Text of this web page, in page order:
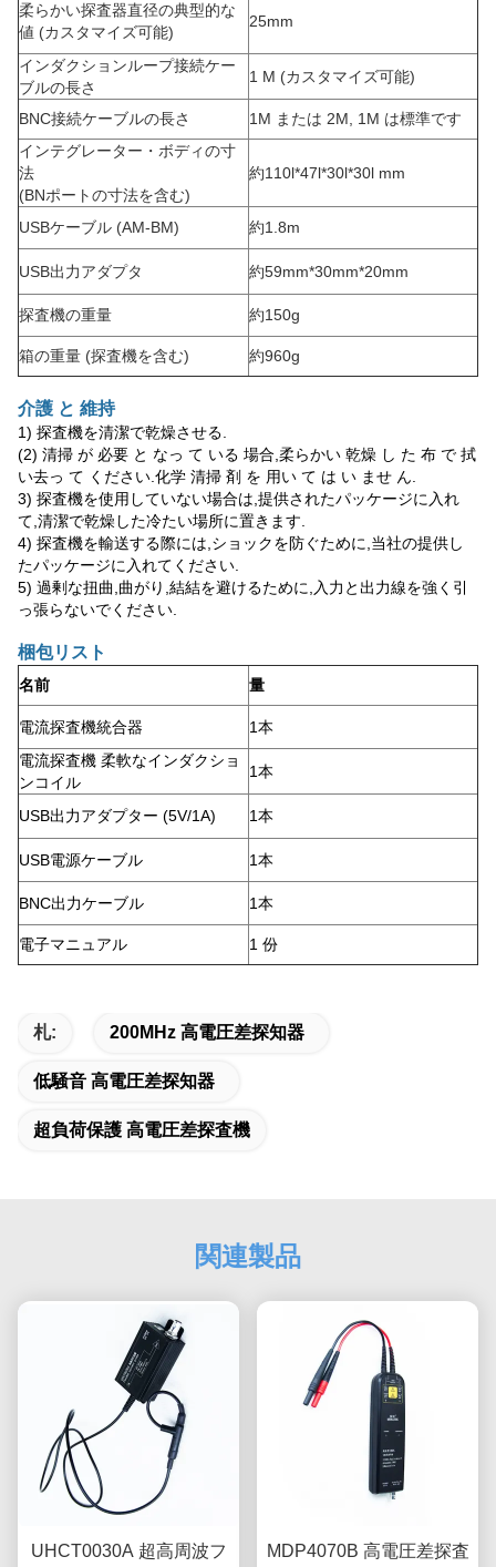
柔らかい探査器直径の典型的な
値 (カスタマイズ可能)
25mm
インダクションループ接続ケー
ブルの長さ
1 M (カスタマイズ可能)
BNC接続ケーブルの長さ
1M または 2M, 1M は標準です
インテグレーター・ボディの寸
法
(BNポートの寸法を含む)
約110l*47l*30l*30l mm
USBケーブル (AM-BM) 約1.8m
USB出力アダプタ 約59mm*30mm*20mm
探査機の重量 約150g
箱の重量 (探査機を含む) 約960g
介護 と 維持
1) 探査機を清潔で乾燥させる.
(2) 清掃 が 必要 と なっ て いる 場合,柔らかい 乾燥 し た 布 で 拭
い去っ て ください.化学 清掃 剤 を 用い て は い ませ ん.
3) 探査機を使用していない場合は,提供されたパッケージに入れ
て,清潔で乾燥した冷たい場所に置きます.
4) 探査機を輸送する際には,ショックを防ぐために,当社の提供し
たパッケージに入れてください.
5) 過剰な扭曲,曲がり,結結を避けるために,入力と出力線を強く引
っ張らないでください.
梱包リスト
名前 量
電流探査機統合器
1本
電流探査機 柔軟なインダクショ
ンコイル
1本
USB出力アダプター (5V/1A) 1本
USB電源ケーブル 1本
BNC出力ケーブル 1本
電子マニュアル 1 份
札: 200MHz 高電圧差探知器
低騒音 高電圧差探知器
超負荷保護 高電圧差探査機
関連製品
UHCT0030A 超高周波フ
MDP4070B 高電圧差探査